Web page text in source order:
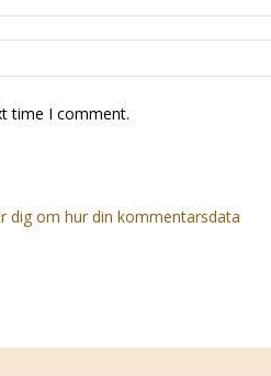
time I comment.
dig om hur din kommentarsdata